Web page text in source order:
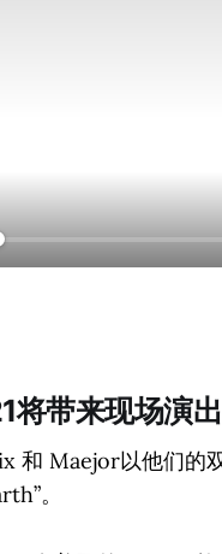
将带来现场演
和 Maejor以他们的
。